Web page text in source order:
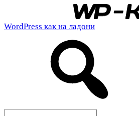
WordPress как на ладони